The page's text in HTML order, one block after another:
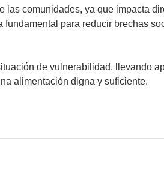
comunidades, ya que impacta
para reducir brechas
de vulnerabilidad, llevando
alimentación digna y suficiente.